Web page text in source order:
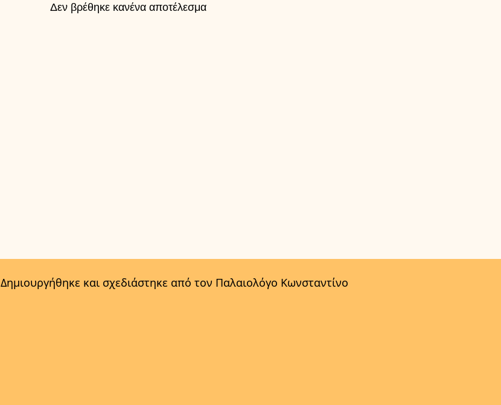
Δεν βρέθηκε κανένα αποτέλεσμα
Δημιουργήθηκε και σχεδιάστηκε από τον Παλαιολόγο Κωνσταντίνο